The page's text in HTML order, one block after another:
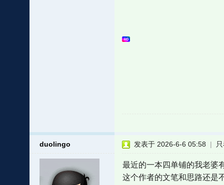
duolingo 发表于 2026-6-6 05:58 |
最近的一本四单铺的我老婆
这个作者的文笔和思路还是